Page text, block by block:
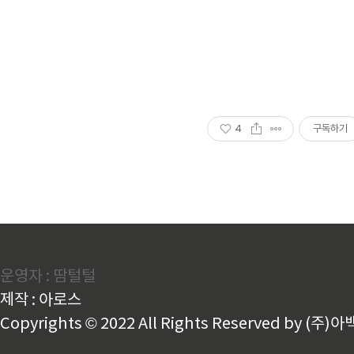
4 구독하기
운영자 : 땀털털
제작 : 아로스
Copyrights © 2022 All Rights Reserved by (주)아